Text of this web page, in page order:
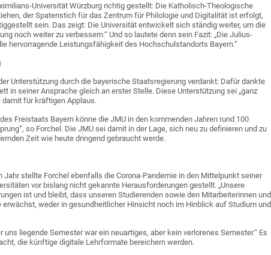
Universität Würzburg richtig gestellt: Die Katholisch-Theologische
der Spatenstich für das Zentrum für Philologie und Digitalität ist erfolgt,
sein. Das zeigt: Die Universität entwickelt sich ständig weiter, um die
noch weiter zu verbessern.“ Und so lautete denn sein Fazit: „Die Julius-
hervorragende Leistungsfähigkeit des Hochschulstandorts Bayern.“
Unterstützung durch die bayerische Staatsregierung verdankt: Dafür dankte
in seiner Ansprache gleich an erster Stelle. Diese Unterstützung sei „ganz
für kräftigen Applaus.
Freistaats Bayern könne die JMU in den kommenden Jahren rund 100
so Forchel. Die JMU sei damit in der Lage, sich neu zu definieren und zu
Zeit wie heute dringend gebraucht werde.
Jahr stellte Forchel ebenfalls die Corona-Pandemie in den Mittelpunkt seiner
vor bislang nicht gekannte Herausforderungen gestellt. „Unsere
ist und bleibt, dass unseren Studierenden sowie den Mitarbeiterinnen und
weder in gesundheitlicher Hinsicht noch im Hinblick auf Studium und
liegende Semester war ein neuartiges, aber kein verlorenes Semester.“ Es
die künftige digitale Lehrformate bereichern werden.